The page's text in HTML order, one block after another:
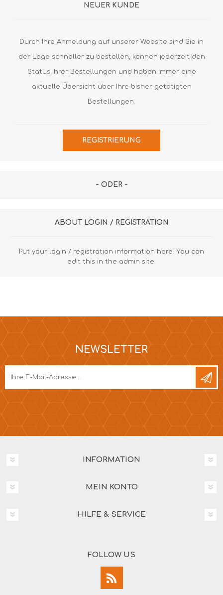
NEUER KUNDE
Durch Ihre Anmeldung auf unserer Website sind Sie in
der Lage schneller zu bestellen, kennen jederzeit den
Status Ihrer Bestellungen und haben immer eine
aktuelle Übersicht über Ihre bisher getätigten
Bestellungen.
REGISTRIERUNG
- ODER -
ABOUT LOGIN / REGISTRATION
Put your login / registration information here. You can
edit this in the admin site.
NEWSLETTER
INFORMATION
MEIN KONTO
HILFE & SERVICE
FOLLOW US